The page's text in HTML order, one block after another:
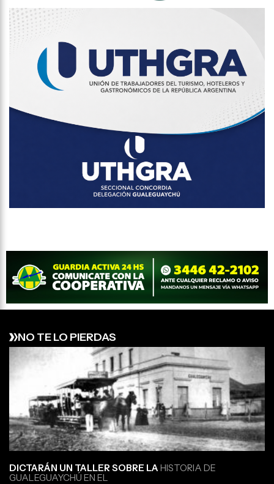
NO TE LO PIERDAS
DICTARÁN UN TALLER SOBRE LA HISTORIA DE
GUALEGUAYCHÚ EN EL